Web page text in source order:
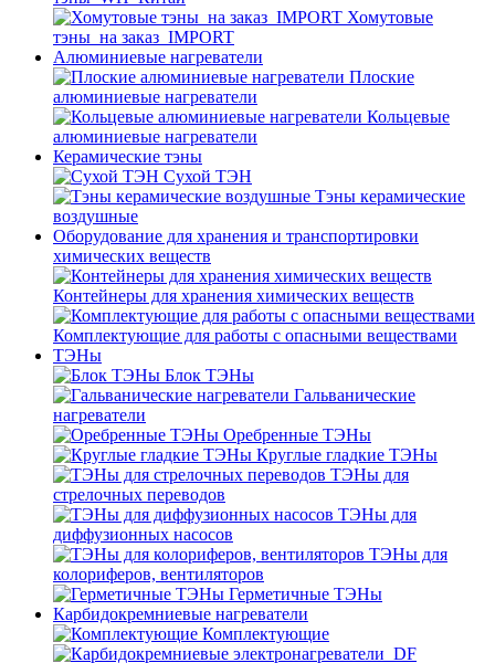
Хомутовые
тэны_на заказ_IMPORT
Алюминиевые нагреватели
Плоские
алюминиевые нагреватели
Кольцевые
алюминиевые нагреватели
Керамические тэны
Сухой ТЭН
Тэны керамические
воздушные
Оборудование для хранения и транспортировки
химических веществ
Контейнеры для хранения химических веществ
Комплектующие для работы с опасными веществами
ТЭНы
Блок ТЭНы
Гальванические
нагреватели
Оребренные ТЭНы
Круглые гладкие ТЭНы
ТЭНы для
стрелочных переводов
ТЭНы для
диффузионных насосов
ТЭНы для
колориферов, вентиляторов
Герметичные ТЭНы
Карбидокремниевые нагреватели
Комплектующие